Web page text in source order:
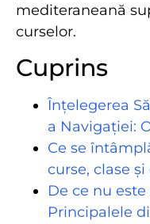
mediteraneană
curselor.
Cuprins
Înțelegerea
a Navigației:
Ce se
curse, clase
De ce nu
Principalele